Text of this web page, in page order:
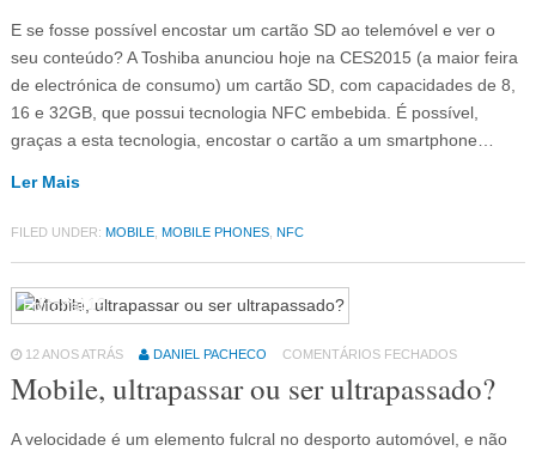
E se fosse possível encostar um cartão SD ao telemóvel e ver o
seu conteúdo? A Toshiba anunciou hoje na CES2015 (a maior feira
de electrónica de consumo) um cartão SD, com capacidades de 8,
16 e 32GB, que possui tecnologia NFC embebida. É possível,
graças a esta tecnologia, encostar o cartão a um smartphone…
Ler Mais
FILED UNDER: MOBILE, MOBILE PHONES, NFC
Editorial 19
12 ANOS ATRÁS DANIEL PACHECO COMENTÁRIOS FECHADOS
Mobile, ultrapassar ou ser ultrapassado?
A velocidade é um elemento fulcral no desporto automóvel, e não